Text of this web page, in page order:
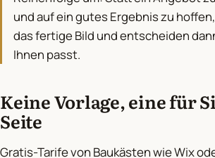
und auf ein gutes Ergebnis zu
das fertige Bild und entscheiden
Ihnen passt.
Keine Vorlage, eine für
Seite
Gratis-Tarife von Baukästen wie Wix